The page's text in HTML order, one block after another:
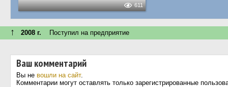
611
↑ 2008 г. Поступил на предприятие
Ваш комментарий
Вы не вошли на сайт.
Комментарии могут оставлять только зарегистрированные